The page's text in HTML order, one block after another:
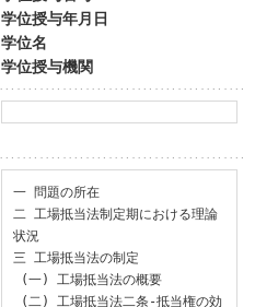
学位授与年月日
学位名
学位授与機関
一 問題の所在
二 工場抵当法制定期における理論
状況
三 工場抵当法の制定